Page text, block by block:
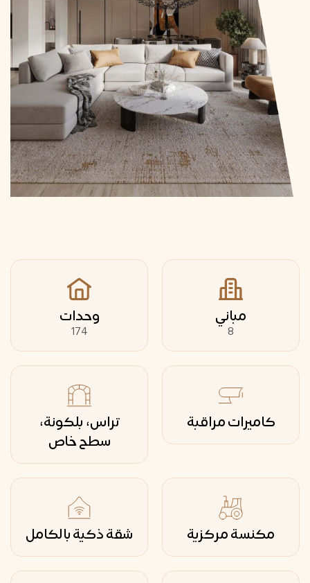
مباني
8
وحدات
174
كاميرات مراقبة
تراس، بلكونة،
سطح خاص
مكنسة مركزية شقة ذكية بالكامل